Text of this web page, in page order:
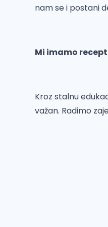
nam se i postani
Mi imamo
Kroz stalnu
važan. Radimo